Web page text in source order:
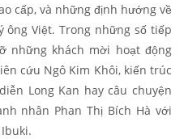
cấp, và những định hướng về
Việt. Trong những số tiếp
những khách mời hoạt động
cứu Ngô Kim Khôi, kiến trúc
Long Kan hay câu chuyện
nhân Phan Thị Bích Hà với